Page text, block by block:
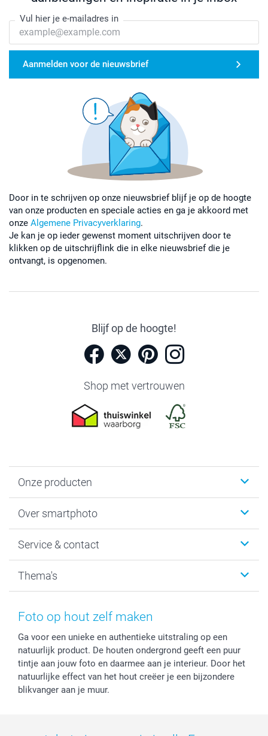
Vul hier je e-mailadres in
Aanmelden voor de nieuwsbrief
Door in te schrijven op onze nieuwsbrief blijf je op de hoogte
van onze producten en speciale acties en ga je akkoord met
onze Algemene Privacyverklaring.
Je kan je op ieder gewenst moment uitschrijven door te
klikken op de uitschrijflink die in elke nieuwsbrief die je
ontvangt, is opgenomen.
Blijf op de hoogte!
Shop met vertrouwen
Onze producten
Fotoboeken
Fotocadeaus
Kaarten
Over smartphoto
Vacatures
Bestelproces
Herroepingsrecht
Cookiebeleid
Reviews
Prijslijst
Investor Relations
Service & contact
Tevredenheidsgarantie
Mijn orderstatus
smartbonus
smartfriends
service@smartphoto.nl
Affiliate partnerprogramma
Partnerships
Thema's
Baby
Moederdag
Vaderdag
Huwelijk
Foto op hout zelf maken
Ga voor een unieke en authentieke uitstraling op een
natuurlijk product. De houten ondergrond geeft een puur
tintje aan jouw foto en daarmee aan je interieur. Door het
natuurlijke effect van het hout creëer je een bijzondere
blikvanger aan je muur.